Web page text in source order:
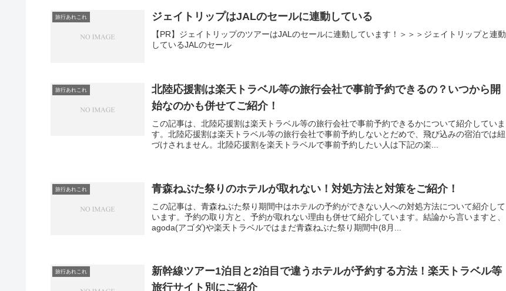
旅行あれこれ ジェイトリップはJALのセールに連動している
【PR】ジェイトリップのツアーはJALのセールに連動しています！＞＞＞ジェイトリップと連動
しているJALのセール
旅行あれこれ
北陸応援割は楽天トラベル等の旅行会社で事前予約できるの？いつから開
始なのかも併せてご紹介！
この記事は、北陸応援割は楽天トラベル等の旅行会社で事前予約できるかについて紹介していま
す。北陸応援割は楽天トラベル等の旅行会社で事前予約しないとだめで、飛び込みの宿泊では紐
づけされません。北陸応援割を楽天トラベルで事前予約したい人は下記の楽...
旅行あれこれ 青森ねぶた祭りのホテルが取れない！対処方法と対策をご紹介！
この記事は、青森ねぶた祭り期間中はホテルの予約ができない人への対処方法について紹介して
います。予約の取り方と、予約が取れない理由も併せて紹介しています。結論から言いますと、
agoda(アゴダ)や楽天トラベルではまだ青森ねぶた祭り期間中(8月...
旅行あれこれ
新幹線ツアー1泊目と2泊目で違うホテルが予約する方法！楽天トラベル等
旅行サイト別にご紹介